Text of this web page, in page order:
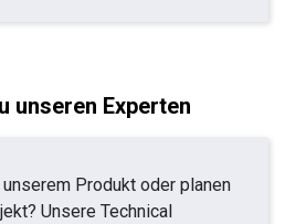
unseren Experten
Produkt oder planen
Unsere Technical